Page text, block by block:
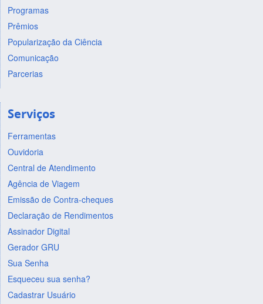
Programas
Prêmios
Popularização da Ciência
Comunicação
Parcerias
Serviços
Ferramentas
Ouvidoria
Central de Atendimento
Agência de Viagem
Emissão de Contra-cheques
Declaração de Rendimentos
Assinador Digital
Gerador GRU
Sua Senha
Esqueceu sua senha?
Cadastrar Usuário